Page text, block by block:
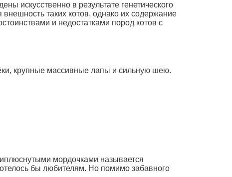
искусственно в результате генетического
таких котов, однако их содержание
и недостатками пород котов с
крупные массивные лапы и сильную шею.
мордочками называется
бы любителям. Но помимо забавного